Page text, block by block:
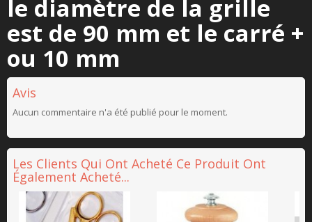
le diamètre de la grille
est de 90 mm et le carré +
ou 10 mm
Avis
Aucun commentaire n'a été publié pour le moment.
Les Clients Qui Ont Acheté Ce Produit Ont
Également Acheté...